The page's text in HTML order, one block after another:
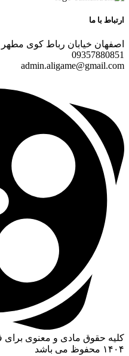
ارتباط با ما
اصفهان خیابان رباط کوی
09357880851
admin.aligame@gmail.com
۱۴۰۴ محفوظ می باشد